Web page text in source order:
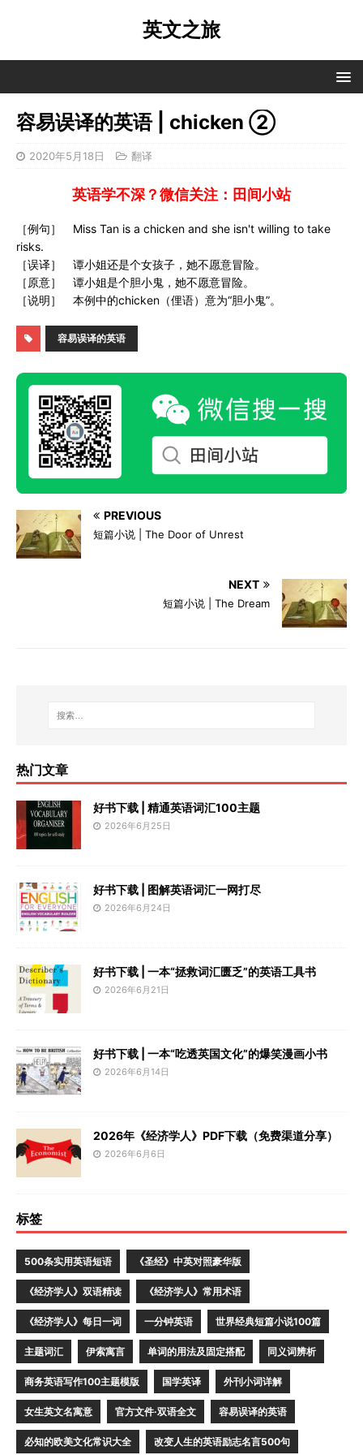
英文之旅
容易误译的英语 | chicken ②
2020年5月18日 翻译
英语学不深？微信关注：田间小站
［例句］ Miss Tan is a chicken and she isn't willing to take
risks.
［误译］ 谭小姐还是个女孩子，她不愿意冒险。
［原意］ 谭小姐是个胆小鬼，她不愿意冒险。
［说明］ 本例中的chicken（俚语）意为“胆小鬼”。
容易误译的英语
PREVIOUS
短篇小说 | The Door of Unrest
NEXT
短篇小说 | The Dream
热门文章
好书下载 | 精通英语词汇100主题
2026年6月25日
好书下载 | 图解英语词汇一网打尽
2026年6月24日
好书下载 | 一本“拯救词汇匮乏”的英语工具书
2026年6月21日
好书下载 | 一本“吃透英国文化”的爆笑漫画小书
2026年6月14日
2026年《经济学人》PDF下载（免费渠道分享）
2026年6月6日
标签
500条实用英语短语 《圣经》中英对照豪华版
《经济学人》双语精读 《经济学人》常用术语
《经济学人》每日一词 一分钟英语 世界经典短篇小说100篇
主题词汇 伊索寓言 单词的用法及固定搭配 同义词辨析
商务英语写作100主题模版 国学英译 外刊小词详解
女生英文名寓意 官方文件·双语全文 容易误译的英语
必知的欧美文化常识大全 改变人生的英语励志名言500句